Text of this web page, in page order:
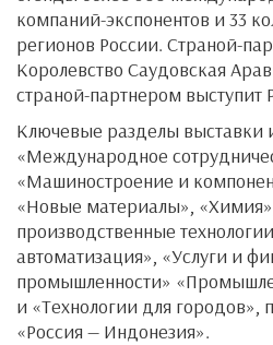
компаний-экспонентов и 33
регионов России. Страной-
Королевство Саудовская
страной-партнером выступит
Ключевые разделы
«Международное
«Машиностроение и
«Новые материалы»,
производственные
автоматизация», «Услуги и
промышленности»
и «Технологии для
«Россия — Индонезия».